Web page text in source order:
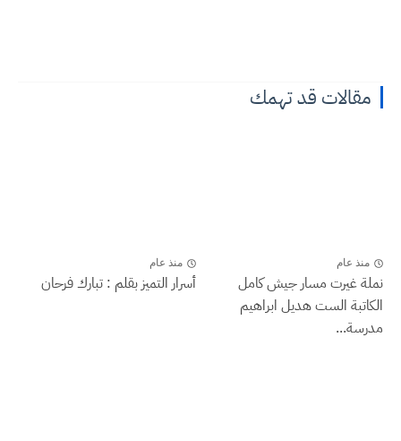
مقالات قد تهمك
منذ عام
نملة غيرت مسار جيش كامل
الكاتبة الست هديل ابراهيم
مدرسة...
منذ عام
أسرار التميز بقلم : تبارك فرحان